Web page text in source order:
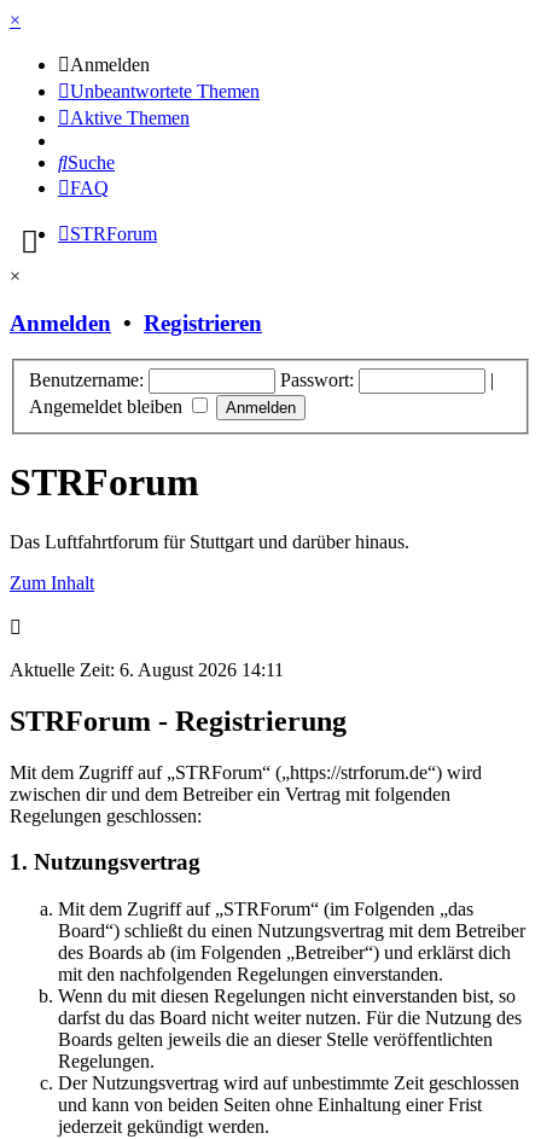
×
Anmelden
Unbeantwortete Themen
Aktive Themen
Suche
FAQ
STRForum
×
Anmelden • Registrieren
Benutzername: Passwort:
|
Angemeldet bleiben
STRForum
Das Luftfahrtforum für Stuttgart und darüber hinaus.
Zum Inhalt
Aktuelle Zeit: 6. August 2026 14:11
STRForum - Registrierung
Mit dem Zugriff auf „STRForum“ („https://strforum.de“) wird
zwischen dir und dem Betreiber ein Vertrag mit folgenden
Regelungen geschlossen:
1. Nutzungsvertrag
Mit dem Zugriff auf „STRForum“ (im Folgenden „das
Board“) schließt du einen Nutzungsvertrag mit dem Betreiber
des Boards ab (im Folgenden „Betreiber“) und erklärst dich
mit den nachfolgenden Regelungen einverstanden.
Wenn du mit diesen Regelungen nicht einverstanden bist, so
darfst du das Board nicht weiter nutzen. Für die Nutzung des
Boards gelten jeweils die an dieser Stelle veröffentlichten
Regelungen.
Der Nutzungsvertrag wird auf unbestimmte Zeit geschlossen
und kann von beiden Seiten ohne Einhaltung einer Frist
jederzeit gekündigt werden.